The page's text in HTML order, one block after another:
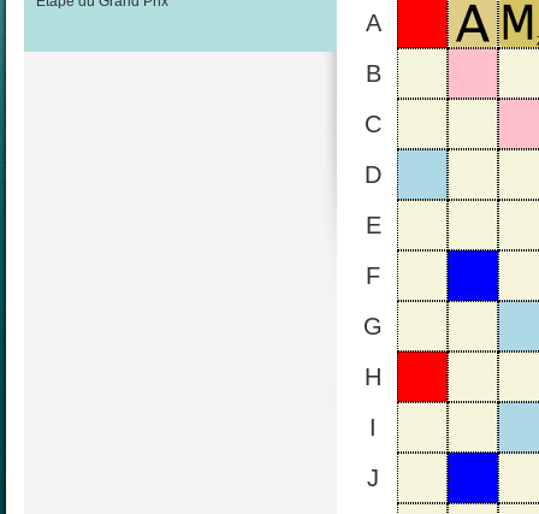
A
B
C
D
E
F
G
H
I
J